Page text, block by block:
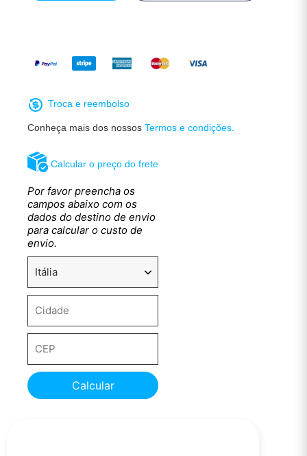
Calcular o preço do frete
Por favor preencha os
campos abaixo com os
dados do destino de envio
para calcular o custo de
envio.
Calcular
Troca e reembolso
Conheça mais dos nossos Termos e condições.